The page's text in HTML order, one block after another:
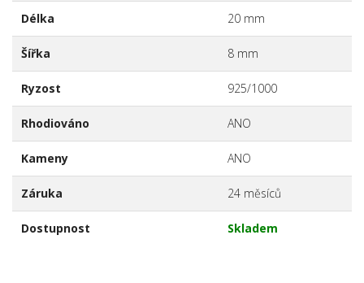
Délka 20 mm
Šířka 8 mm
Ryzost 925/1000
Rhodiováno ANO
Kameny ANO
Záruka 24 měsíců
Dostupnost Skladem